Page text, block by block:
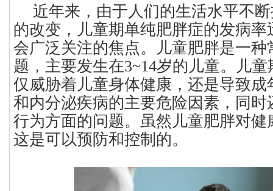
近年来，由于人们的生活水平不
的改变，儿童期单纯肥胖症的发病
会广泛关注的焦点。儿童肥胖是一种
题，主要发生在3~14岁的儿童。儿
仅威胁着儿童身体健康，还是导致成
和内分泌疾病的主要危险因素，同时
行为方面的问题。虽然儿童肥胖对健
这是可以预防和控制的。